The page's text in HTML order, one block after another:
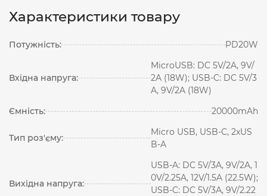
Характеристики товару
Потужність: PD20W
Вхідна напруга:
MicroUSB: DC 5V/2A, 9V/
2A (18W); USB-C: DC 5V/3
A, 9V/2A (18W)
Ємність:
20000mAh
Тип роз'єму:
Micro USB, USB-C, 2xUS
B-A
Вихідна напруга:
USB-A: DC 5V/3A, 9V/2A, 1
0V/2.25A, 12V/1.5A (22.5W);
USB-C: DC 5V/3А, 9V/2.22